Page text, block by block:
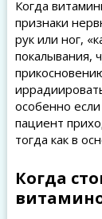
Когда
признаки
рук или ног,
покалывания,
особенно
пациент
тогда как в
Когда